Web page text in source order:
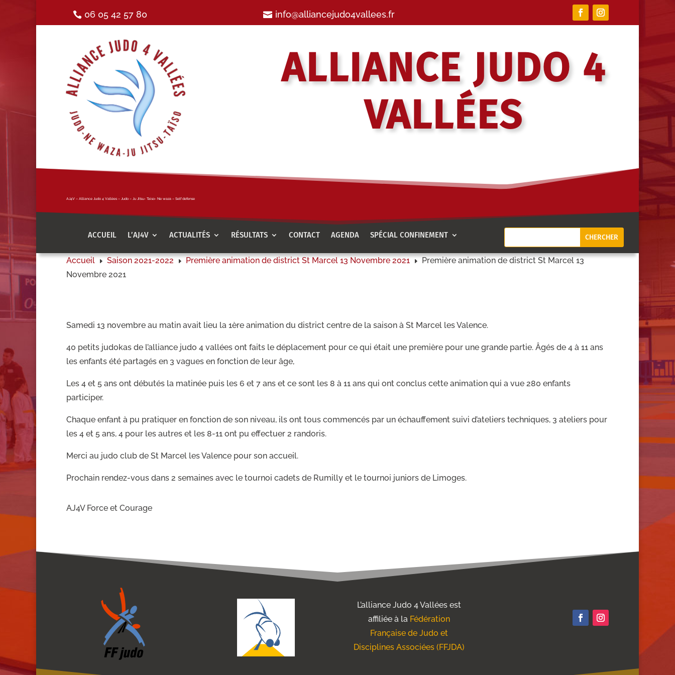
06 05 42 57 80 info@alliancejudo4vallees.fr
ALLIANCE JUDO 4
VALLÉES
AJ4V – Alliance Judo 4 Vallées – Judo – Ju Jitsu- Taiso- Ne waza – Self defense
ACCUEIL L’AJ4V ACTUALITÉS RÉSULTATS CONTACT AGENDA SPÉCIAL CONFINEMENT
Accueil E Saison 2021-2022 E Première animation de district St Marcel 13 Novembre 2021 E
Première animation de district St Marcel 13
Novembre 2021
Samedi 13 novembre au matin avait lieu la 1ère animation du district centre de la saison à St Marcel les Valence.
40 petits judokas de l’alliance judo 4 vallées ont faits le déplacement pour ce qui était une première pour une grande partie. Âgés de 4 à 11 ans
les enfants été partagés en 3 vagues en fonction de leur âge,
Les 4 et 5 ans ont débutés la matinée puis les 6 et 7 ans et ce sont les 8 à 11 ans qui ont conclus cette animation qui a vue 280 enfants
participer.
Chaque enfant à pu pratiquer en fonction de son niveau, ils ont tous commencés par un échauffement suivi d’ateliers techniques, 3 ateliers pour
les 4 et 5 ans, 4 pour les autres et les 8-11 ont pu effectuer 2 randoris.
Merci au judo club de St Marcel les Valence pour son accueil.
Prochain rendez-vous dans 2 semaines avec le tournoi cadets de Rumilly et le tournoi juniors de Limoges.
AJ4V Force et Courage
L’alliance Judo 4 Vallées est
affiliée à la Fédération
Française de Judo et
Disciplines Associées (FFJDA)